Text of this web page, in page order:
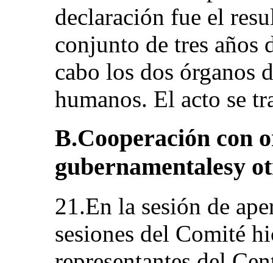
declaración fue el
conjunto de tres años
cabo los dos órganos
humanos. El acto se
B.Cooperación con
gubernamentalesy
21.En la sesión de
sesiones del Comité